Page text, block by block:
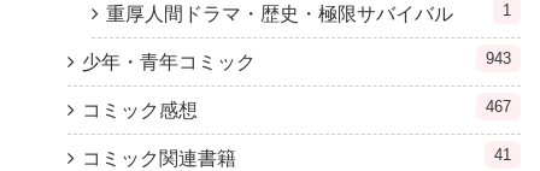
重厚人間ドラマ・歴史・極限サバイバル 1
少年・青年コミック 943
コミック感想 467
コミック関連書籍 41